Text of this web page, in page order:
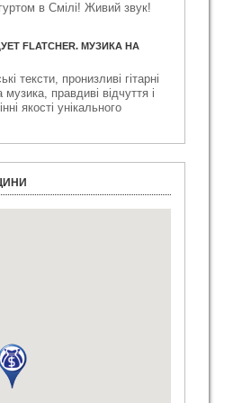
в Смілі! Живий звук!
FLATCHER. МУЗИКА НА
тексти, пронизливі гітарні
правдиві відчуття і
якості унікального